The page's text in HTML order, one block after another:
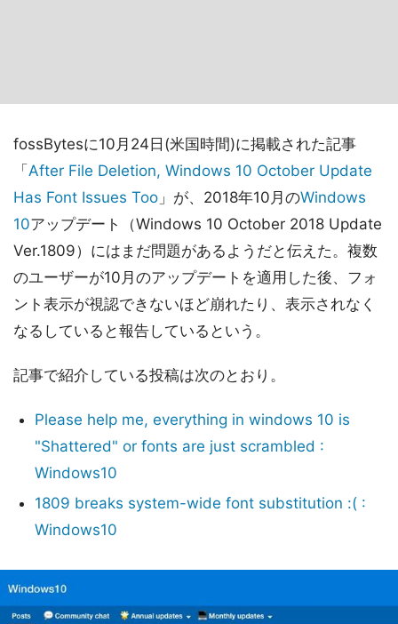
fossBytesに10月24日(米国時間)に掲載された記事
「 After File Deletion, Windows 10 October Update
Has Font Issues Too 」が、2018年10月のWindows
10アップデート（Windows 10 October 2018 Update
Ver.1809）にはまだ問題があるようだと伝えた。複数
のユーザーが10月のアップデートを適用した後、フォ
ント表示が視認できないほど崩れたり、表示されなく
なるしていると報告しているという。
記事で紹介している投稿は次のとおり。
Please help me, everything in windows 10 is
"Shattered" or fonts are just scrambled :
Windows10
1809 breaks system-wide font substitution :( :
Windows10